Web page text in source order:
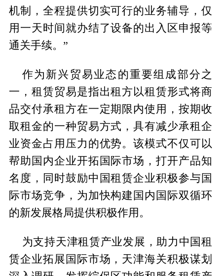
机制，全程提供切实可行的业务辅导，仅
用一天时间就办结了设备的出入区申报等
通关手续。”
作为新兴贸易业态的重要组成部分之
一，租赁贸易是指出租方以租赁形式将商
品交付承租方在一定期限内使用，按期收
取租金的一种贸易方式，具有减少承租企
业资金占用压力的优势。该模式不仅可以
帮助国内企业开拓国际市场，打开产品知
名度，同时鼓励中国租赁企业积极参与国
际市场竞争，为加快构建国内国际双循环
的新发展格局提供积极作用。
为支持天津租赁产业发展，助力中国租
赁企业拓展国际市场，天津海关积极谋划